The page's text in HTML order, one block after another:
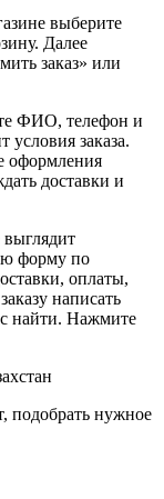
выберите
Далее
заказ» или
ФИО, телефон и
заказа.
оформления
доставки и
форму по
оплаты,
написать
найти. Нажмите
подобрать нужное